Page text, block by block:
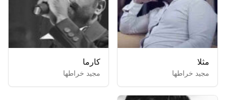
مثلا
مجید خراطها
کارما
مجید خراطها